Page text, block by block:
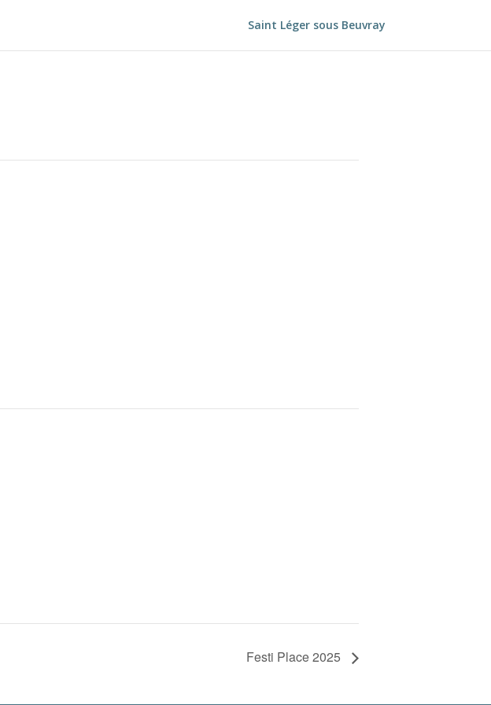
Saint Léger sous Beuvray
Festi Place 2025